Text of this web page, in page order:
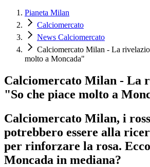
Pianeta Milan
Calciomercato
News Calciomercato
Calciomercato Milan - La
molto a Moncada"
Calciomercato Milan - La
"So che piace molto a
Calciomercato Milan, i
potrebbero essere alla
per rinforzare la rosa.
Moncada in mediana?